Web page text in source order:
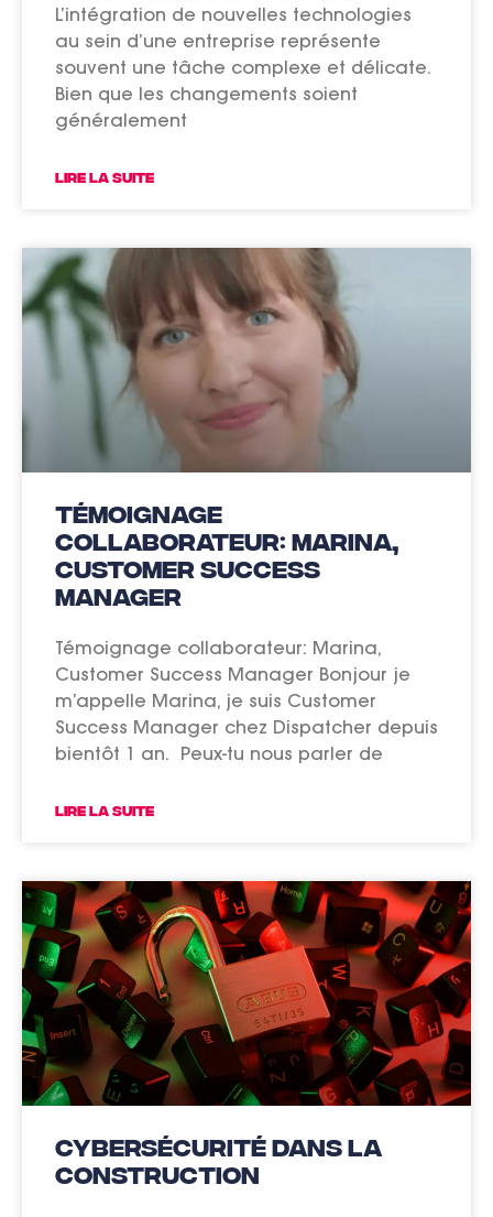
L’intégration de nouvelles technologies
au sein d’une entreprise représente
souvent une tâche complexe et délicate.
Bien que les changements soient
généralement
LIRE LA SUITE
Témoignage
collaborateur: Marina,
Customer Success
Manager
Témoignage collaborateur: Marina,
Customer Success Manager Bonjour je
m’appelle Marina, je suis Customer
Success Manager chez Dispatcher depuis
bientôt 1 an. Peux-tu nous parler de
LIRE LA SUITE
Cybersécurité dans la
construction